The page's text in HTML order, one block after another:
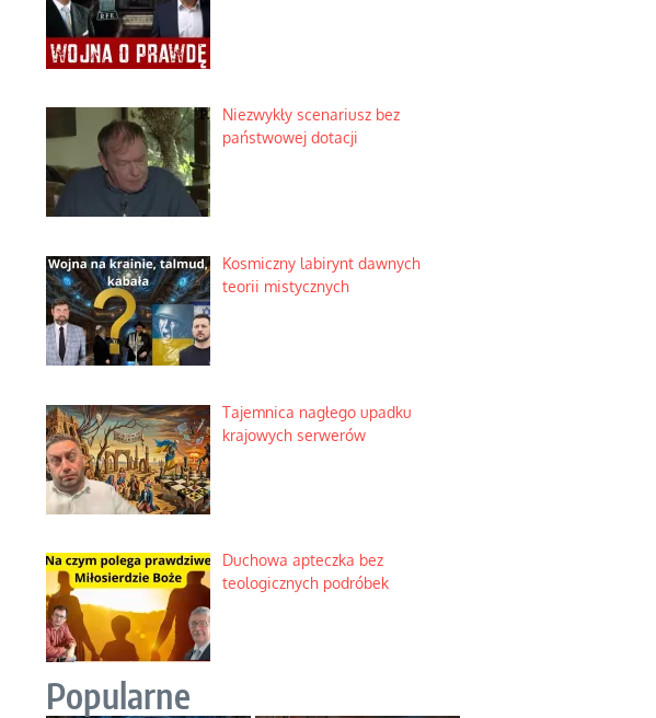
Niezwykły scenariusz bez
państwowej dotacji
Kosmiczny labirynt dawnych
teorii mistycznych
Tajemnica nagłego upadku
krajowych serwerów
Duchowa apteczka bez
teologicznych podróbek
Popularne